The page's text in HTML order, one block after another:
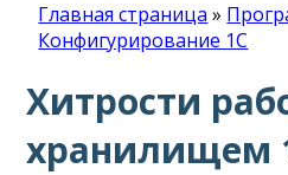
Главная страница »
Конфигурирование 1С
Хитрости
хранилищем